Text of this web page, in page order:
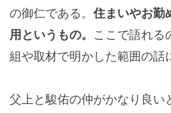
の御仁である。住まいやお勤
用というもの。 ここで語れる
組や取材で明かした範囲の話
父上と駿佑の仲がかなり良い